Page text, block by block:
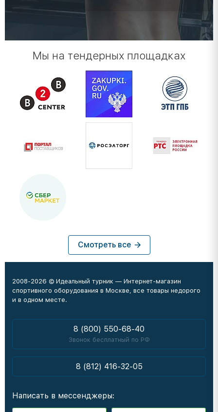
Мы на тендерных площадках
Смотреть все
2008-2026 © Идеальный турник — Интернет-магазин
спортивного оборудования в Москве, все товары недорого
и в одном месте.
8 (800) 550-68-40
Звонок бесплатный по РФ
8 (812) 416-32-05
Написать в мессенджеры: